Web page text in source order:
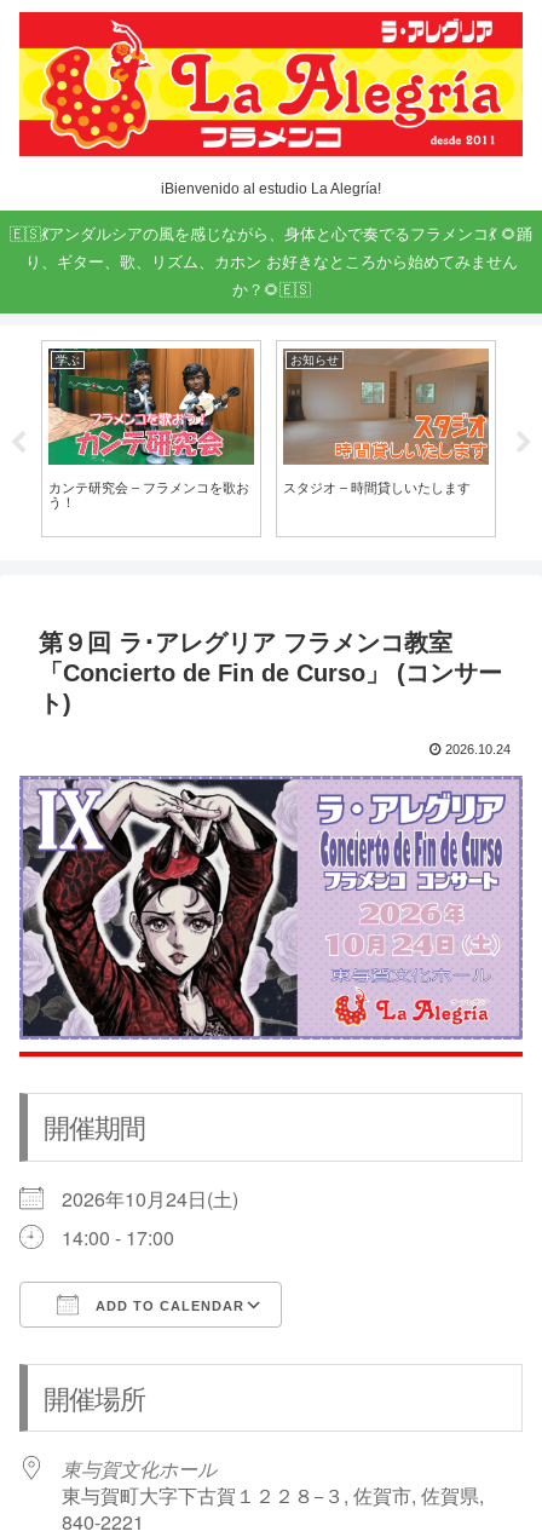
iBienvenido al estudio La Alegría!
🇪🇸💃アンダルシアの風を感じながら、身体と心で奏でるフラメンコ💃 🌻踊
り、ギター、歌、リズム、カホン お好きなところから始めてみません
か？🌻🇪🇸
学ぶ
カンテ研究会 – フラメンコを歌お
う！
お知らせ
スタジオ – 時間貸しいたします
第９回 ラ･アレグリア フラメンコ教室
「Concierto de Fin de Curso」 (コンサー
ト)
2026.10.24
開催期間
2026年10月24日(土)
14:00 - 17:00
ADD TO CALENDAR
開催場所
東与賀文化ホール
東与賀町大字下古賀１２２８−３, 佐賀市, 佐賀県,
840-2221